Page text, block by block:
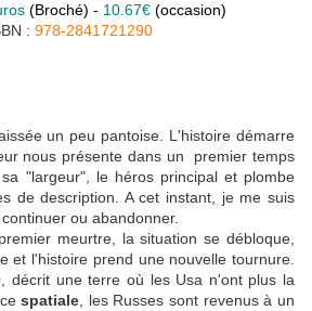
(Broché) - 10.67€ (occasion)
: 978-2841721290
un peu pantoise. L'histoire démarre
nous présente dans un premier temps
"largeur", le héros principal et plombe
de description. A cet instant, je me suis
ou abandonner.
meurtre, la situation se débloque,
et l'histoire prend une nouvelle tournure.
décrit une terre où les Usa n'ont plus la
spatiale , les Russes sont revenus à un